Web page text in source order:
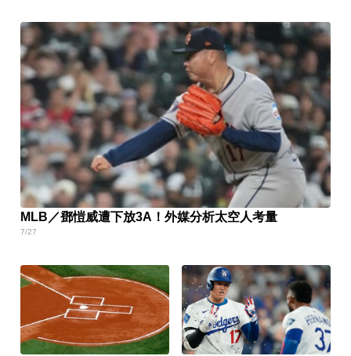
MLB／鄧愷威遭下放3A！外媒分析太空人考量
7/27